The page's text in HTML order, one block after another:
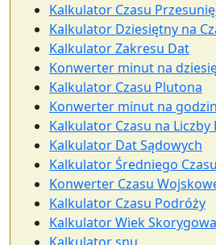
Kalkulator Czasu
Kalkulator Dziesiętny na
Kalkulator Zakresu Dat
Konwerter minut na
Kalkulator Czasu Plutona
Konwerter minut na
Kalkulator Czasu na Liczby
Kalkulator Dat Sądowych
Kalkulator Średniego Czasu
Konwerter Czasu
Kalkulator Czasu Podróży
Kalkulator Wiek